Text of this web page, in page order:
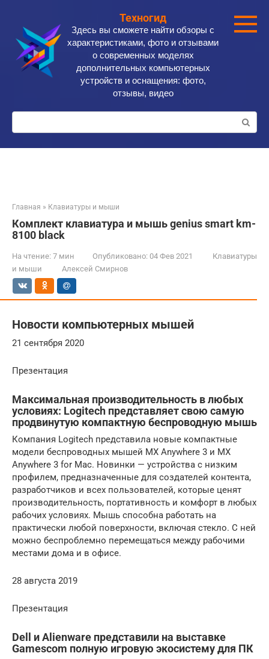
контенту
Техногид
Здесь вы сможете найти обзоры с
характеристиками, фото и отзывами
о современных моделях
дополнительных компьютерных
устройств и оснащения: фото,
отзывы, видео
Поиск:
Главная » Клавиатуры и мыши
Комплект клавиатура и мышь genius smart km-
8100 black
На чтение: 7 мин Опубликовано: 04 Фев 2021
Клавиатуры
и мыши
Алексей Смирнов
Новости компьютерных мышей
21 сентября 2020
Презентация
Максимальная производительность в любых
условиях: Logitech представляет свою самую
продвинутую компактную беспроводную мышь
Компания Logitech представила новые компактные
модели беспроводных мышей MX Anywhere 3 и MX
Anywhere 3 for Mac. Новинки — устройства с низким
профилем, предназначенные для создателей контента,
разработчиков и всех пользователей, которые ценят
производительность, портативность и комфорт в любых
рабочих условиях. Мышь способна работать на
практически любой поверхности, включая стекло. С ней
можно беспроблемно перемещаться между рабочими
местами дома и в офисе.
28 августа 2019
Презентация
Dell и Alienware представили на выставке
Gamescom полную игровую экосистему для ПК